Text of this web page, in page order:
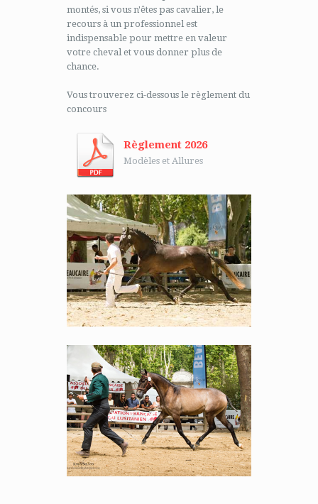
montés, si vous n'êtes pas cavalier, le
recours à un professionnel est
indispensable pour mettre en valeur
votre cheval et vous donner plus de
chance.
Vous trouverez ci-dessous le règlement du
concours
Règlement 2026
Modèles et Allures